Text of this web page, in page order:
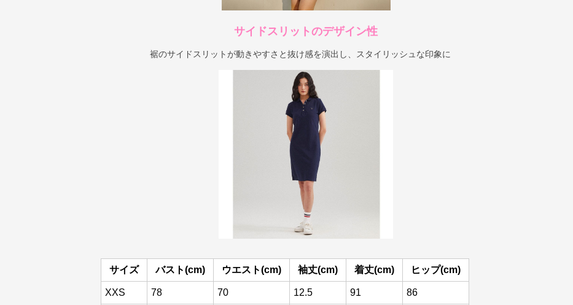
サイドスリットのデザイン性
裾のサイドスリットが動きやすさと抜け感を演出し、スタイリッシュな印象に
サイズ バスト(cm) ウエスト(cm) 袖丈(cm) 着丈(cm) ヒップ(cm)
XXS 78 70 12.5 91 86